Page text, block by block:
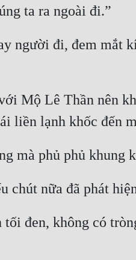
ta ra ngoài đi.”
người đi, đem mắt
Mộ Lê Thần nên
liền lạnh khốc đến
mà phủ phủ khung
chút nữa đã phát
đen, không có